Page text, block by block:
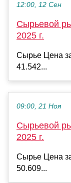
12:00, 12 Сен
Сырьевой
2025 г.
Сырье Цена
41.542...
09:00, 21 Ноя
Сырьевой
2025 г.
Сырье Цена
50.609...